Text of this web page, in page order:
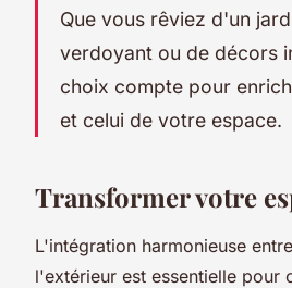
Que vous rêviez d'un
verdoyant ou de décors
choix compte pour
et celui de votre espace.
Transformer votre
L'intégration harmonieuse
l'extérieur est essentielle pour